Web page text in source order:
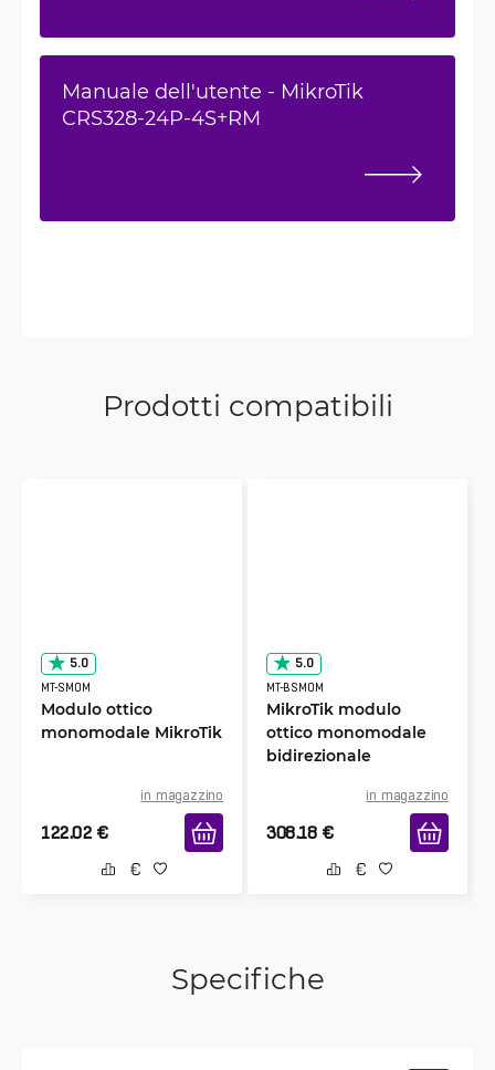
Manuale dell'utente - MikroTik
CRS328-24P-4S+RM
Prodotti compatibili
5.0
MT-SMOM
Modulo ottico
monomodale MikroTik
in magazzino
122.02 €
5.0
MT-BSMOM
MikroTik modulo
ottico monomodale
bidirezionale
in magazzino
308.18 €
Specifiche